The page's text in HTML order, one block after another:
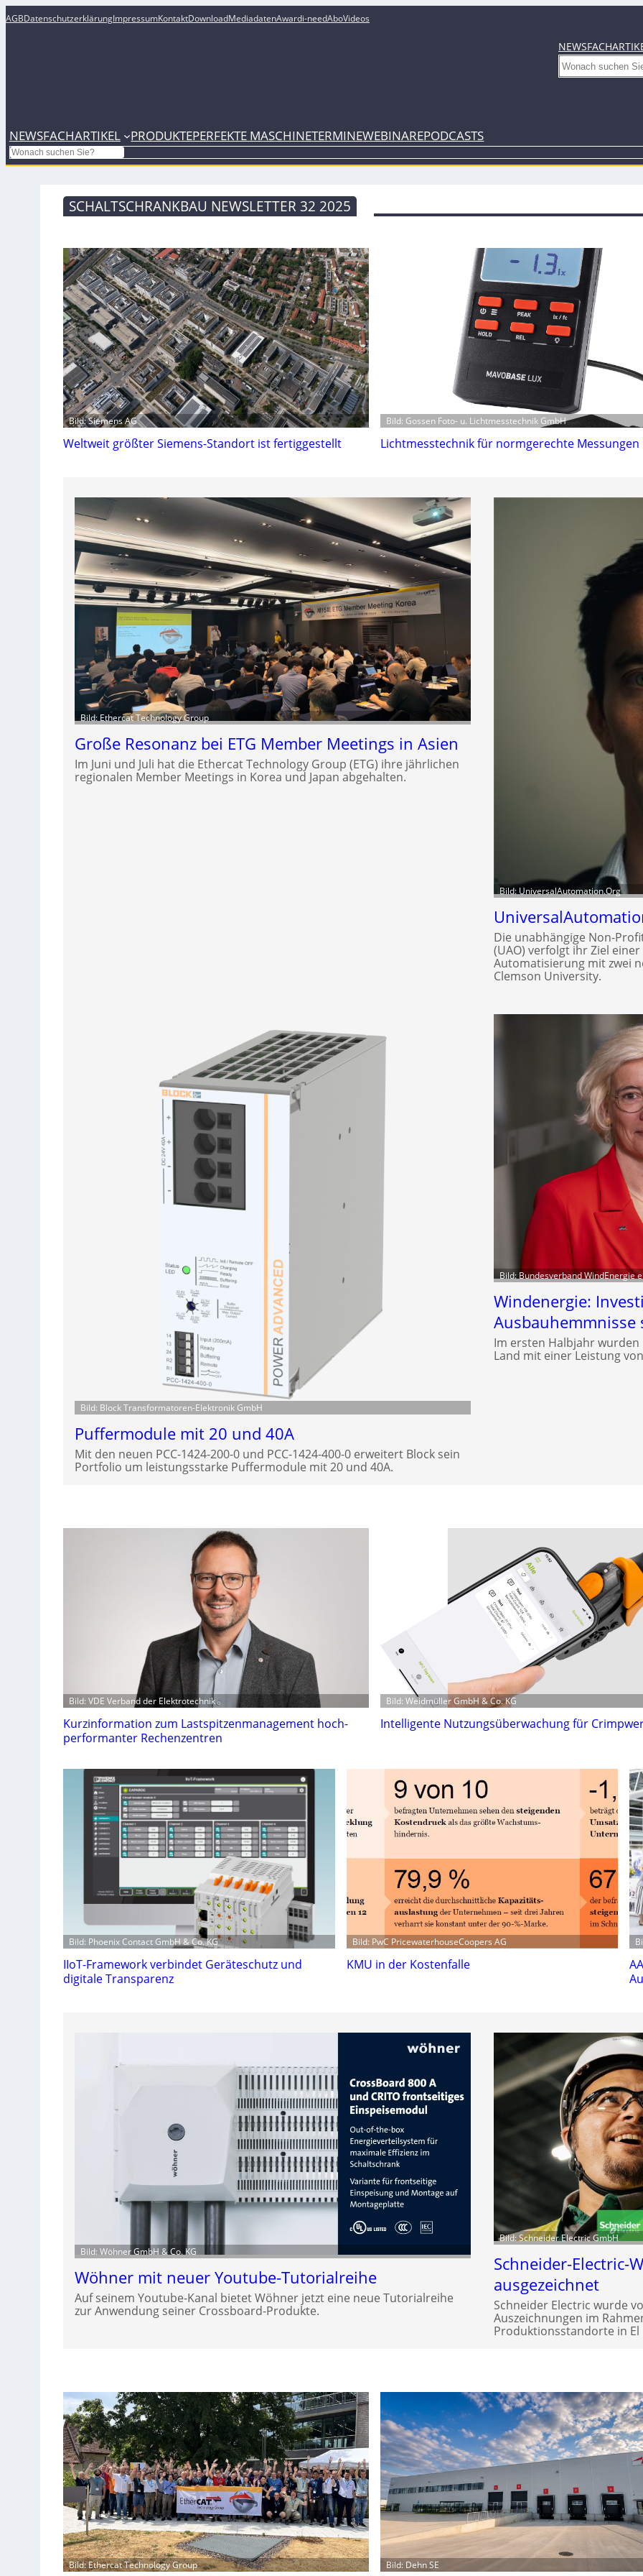
AGBDatenschutzerklärungImpressumKontaktDownloadMediadatenAwardi-needAboVideos
NEWS
Search
NEWSFACHARTIKEL PRODUKTEPERFEKTE MASCHINETERMINEWEBINAREPODCASTS
Search
SCHALTSCHRANKBAU NEWSLETTER 32 2025
Bild: Siemens AG
Weltweit größter Siemens-Standort ist fertiggestellt
Bild: Gossen Foto- u. Lichtmesstechnik GmbH
Lichtmesstechnik für normgerechte Messungen
Bild: Ethercat Technology Group
Große Resonanz bei ETG Member Meetings in Asien
Im Juni und Juli hat die Ethercat Technology Group (ETG) ihre jährlichen
regionalen Member Meetings in Korea und Japan abgehalten.
Bild: UniversalAutomation.Org
Die unabhängige Non-
(UAO) verfolgt ihr Ziel
Automatisierung mit zwei
Clemson University.
Bild: Block Transformatoren-Elektronik GmbH
Puffermodule mit 20 und 40A
Mit den neuen PCC-1424-200-0 und PCC-1424-400-0 erweitert Block sein
Portfolio um leistungsstarke Puffermodule mit 20 und 40A.
Bild: Bundesverband WindEnergie
Windenergie:
Ausbauhemmnisse
Im ersten Halbjahr wurden
Land mit einer Leistung
Bild: VDE Verband der Elektrotechnik
Kurzinformation zum Lastspitzenmanagement hoch-
performanter Rechenzentren
Bild: Weidmüller GmbH & Co. KG
Intelligente Nutzungsüberwachung für
Bild: Phoenix Contact GmbH & Co. KG
IIoT-Framework verbindet Geräteschutz und
digitale Transparenz
Bild: PwC PricewaterhouseCoopers AG
KMU in der Kostenfalle
Bild: Wöhner GmbH & Co. KG
Wöhner mit neuer Youtube-Tutorialreihe
Auf seinem Youtube-Kanal bietet Wöhner jetzt eine neue Tutorialreihe
zur Anwendung seiner Crossboard-Produkte.
Bild: Schneider Electric GmbH
Schneider-Electric-
ausgezeichnet
Schneider Electric wurde
Auszeichnungen im
Produktionsstandorte in El
Bild: Ethercat Technology Group Bild: Dehn SE